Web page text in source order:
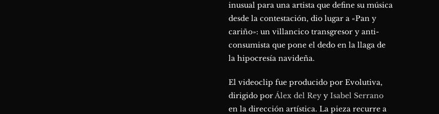
inusual para una artista que define su música
desde la contestación, dio lugar a «Pan y
cariño»: un villancico transgresor y anti-
consumista que pone el dedo en la llaga de
la hipocresía navideña.
El videoclip fue producido por Evolutiva,
dirigido porÁlex del Reyy Isabel Serrano
en la dirección artística. La pieza recurre a